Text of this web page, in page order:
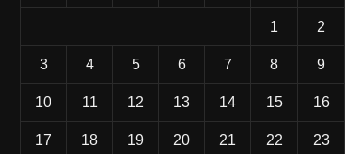
1 2
3 4 5 6 7 8 9
10 11 12 13 14 15 16
17 18 19 20 21 22 23